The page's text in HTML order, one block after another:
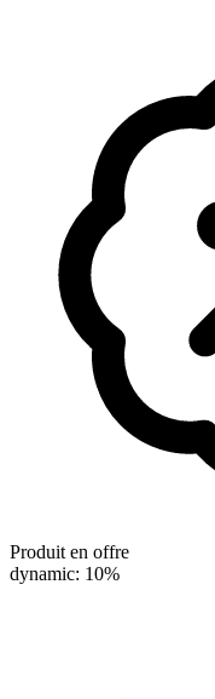
Produit en offre
dynamic: 10%